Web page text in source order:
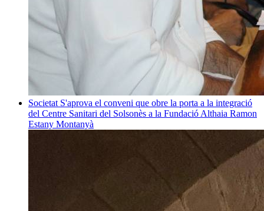
Societat S'aprova el conveni que obre la porta a la integració
del Centre Sanitari del Solsonès a la Fundació Althaia Ramon
Estany Montanyà